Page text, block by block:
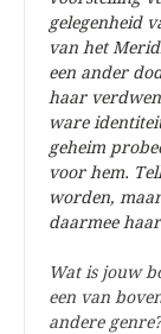
gelegenheid
van het
een ander
haar
ware
geheim
voor hem.
worden,
daarmee
Wat is jouw
een van
andere